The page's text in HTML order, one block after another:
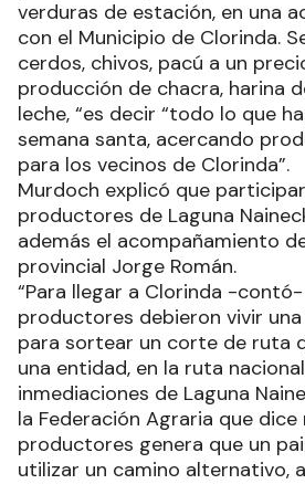
verduras de estación, en una
con el Municipio de Clorinda.
cerdos, chivos, pacú a un
producción de chacra, harina
leche, “es decir “todo lo que
semana santa, acercando
para los vecinos de Clorinda”.
Murdoch explicó que
productores de Laguna
además el acompañamiento
provincial Jorge Román.
“Para llegar a Clorinda -
productores debieron vivir
para sortear un corte de ruta
una entidad, en la ruta
inmediaciones de Laguna
la Federación Agraria que
productores genera que un
utilizar un camino alternativo,